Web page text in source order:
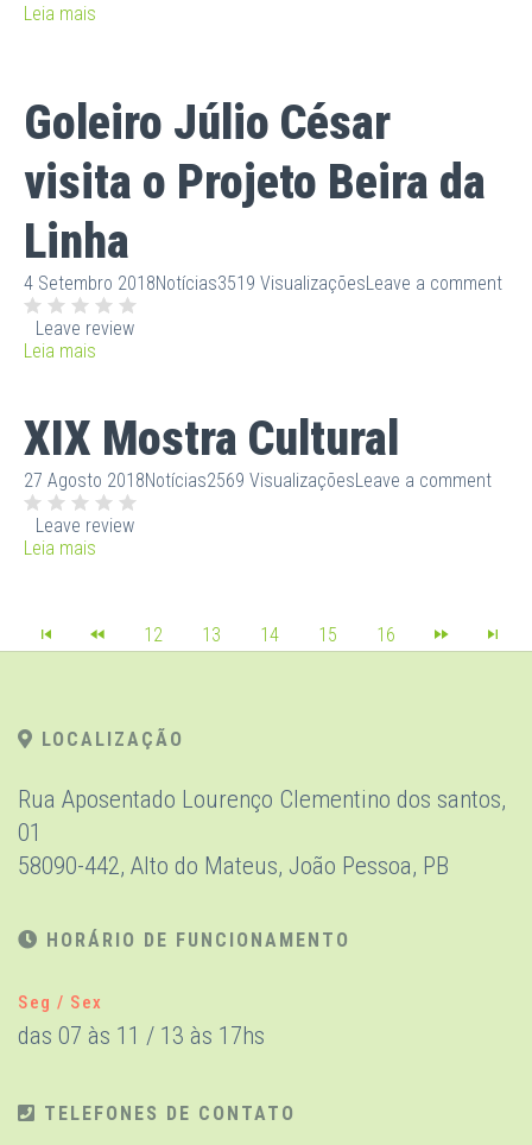
Leia mais
Goleiro Júlio César
visita o Projeto Beira da
Linha
4 Setembro 2018Notícias3519 VisualizaçõesLeave a comment
Leave review
Leia mais
XIX Mostra Cultural
27 Agosto 2018Notícias2569 VisualizaçõesLeave a comment
Leave review
Leia mais
12 13 14 15 16
LOCALIZAÇÃO
Rua Aposentado Lourenço Clementino dos santos,
01
58090-442, Alto do Mateus, João Pessoa, PB
HORÁRIO DE FUNCIONAMENTO
Seg / Sex
das 07 às 11 / 13 às 17hs
TELEFONES DE CONTATO